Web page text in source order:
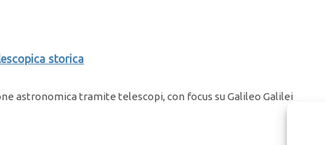
storica
astronomica tramite telescopi, con focus su Galileo Galilei